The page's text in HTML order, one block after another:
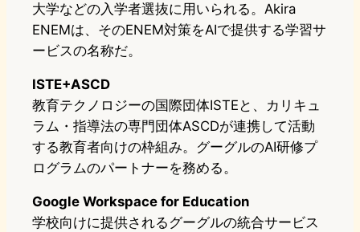
大学などの入学者選抜に用いられる。Akira
ENEMは、そのENEM対策をAIで提供する学習サ
ービスの名称だ。
ISTE+ASCD
教育テクノロジーの国際団体ISTEと、カリキュ
ラム・指導法の専門団体ASCDが連携して活動
する教育者向けの枠組み。グーグルのAI研修プ
ログラムのパートナーを務める。
Google Workspace for Education
学校向けに提供されるグーグルの統合サービス